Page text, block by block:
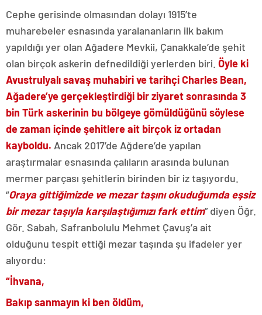
Cephe gerisinde olmasından dolayı 1915’te
muharebeler esnasında yaralananların ilk bakım
yapıldığı yer olan Ağadere Mevkii, Çanakkale’de şehit
olan birçok askerin defnedildiği yerlerden biri. Öyle ki
Avustrulyalı savaş muhabiri ve tarihçi Charles Bean,
Ağadere’ye gerçekleştirdiği bir ziyaret sonrasında 3
bin Türk askerinin bu bölgeye gömüldüğünü söylese
de zaman içinde şehitlere ait birçok iz ortadan
kayboldu. Ancak 2017’de Ağdere’de yapılan
araştırmalar esnasında çalıların arasında bulunan
mermer parçası şehitlerin birinden bir iz taşıyordu.
“Oraya gittiğimizde ve mezar taşını okuduğumda eşsiz
bir mezar taşıyla karşılaştığımızı fark ettim” diyen Öğr.
Gör. Sabah, Safranbolulu Mehmet Çavuş’a ait
olduğunu tespit ettiği mezar taşında şu ifadeler yer
alıyordu:
“İhvana,
Bakıp sanmayın ki ben öldüm,